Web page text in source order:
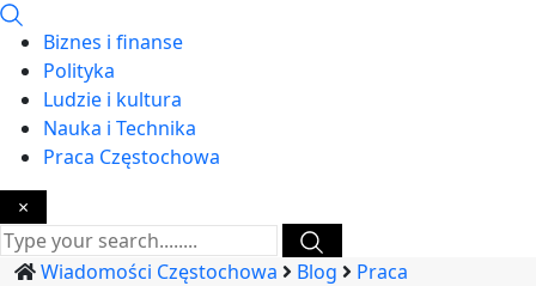
Biznes i finanse
Polityka
Ludzie i kultura
Nauka i Technika
Praca Częstochowa
×
Wiadomości Częstochowa Blog
Praca